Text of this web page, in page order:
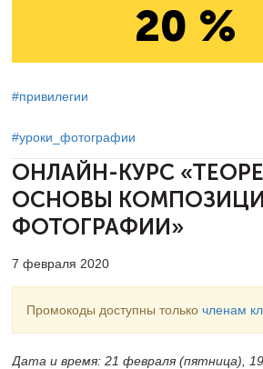
20 %
#привилегии
#уроки_фотографии
ОНЛАЙН-КУРС
ОСНОВЫ
ФОТОГРАФИИ»
7 февраля 2020
Промокоды доступны только членам
Дата и время: 21 февраля (пятница),